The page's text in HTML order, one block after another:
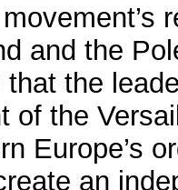
and the
the
of the
Europe’s
an